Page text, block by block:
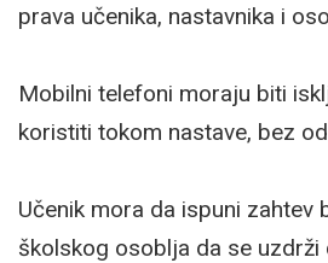
prava učenika, nastavnika i
Mobilni telefoni moraju biti
koristiti tokom nastave, bez
Učenik mora da ispuni zahtev
školskog osoblja da se uzdrži